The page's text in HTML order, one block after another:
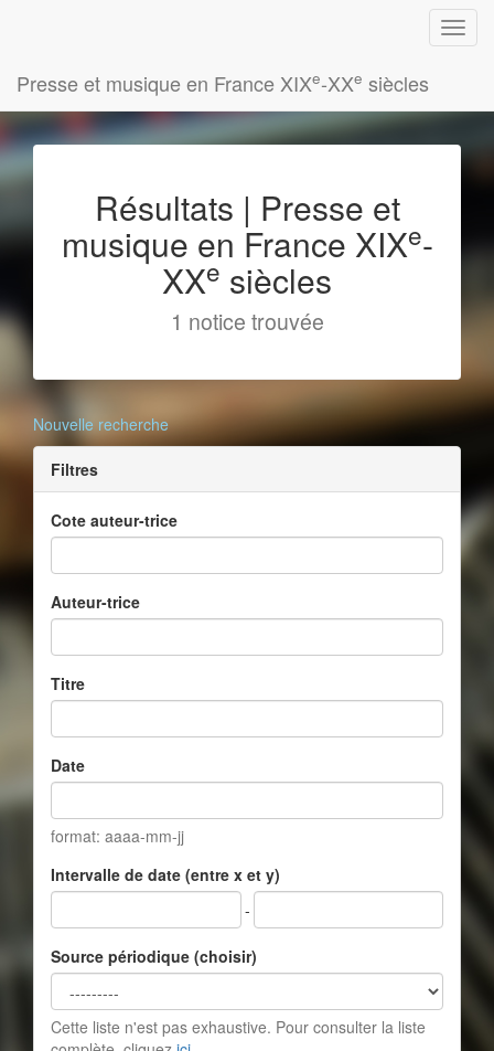
Presse et musique en France XIXe-XXe siècles
Résultats | Presse et
musique en France XIXe-
XXe siècles
1 notice trouvée
Nouvelle recherche
Filtres
Cote auteur-trice
Auteur-trice
Titre
Date
format: aaaa-mm-jj
Intervalle de date (entre x et y)
-
Source périodique (choisir)
Cette liste n'est pas exhaustive. Pour consulter la liste